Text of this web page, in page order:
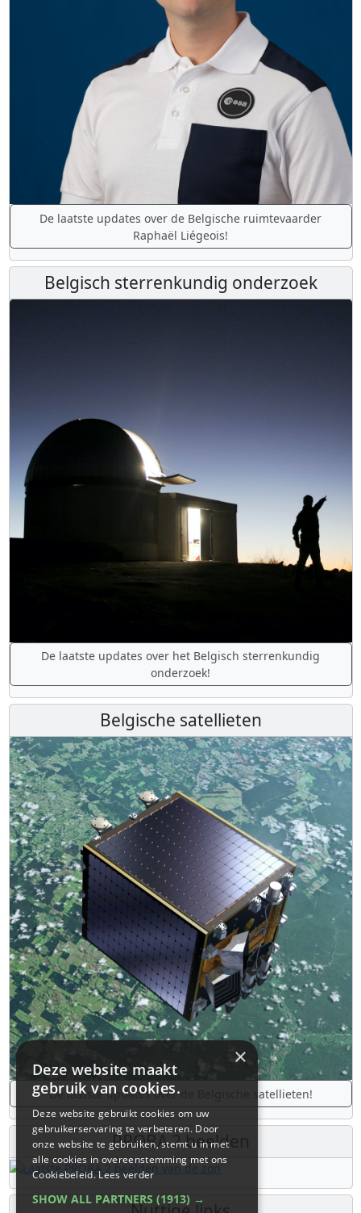
De laatste updates over de Belgische ruimtevaarder
Raphaël Liégeois!
Belgisch sterrenkundig onderzoek
De laatste updates over het Belgisch sterrenkundig
onderzoek!
Belgische satellieten
De laatste updates over de Belgische satellieten!
PROBA 2 beelden
×
Deze website maakt
gebruik van cookies.
Deze website gebruikt cookies om uw
gebruikerservaring te verbeteren. Door
onze website te gebruiken, stemt u in met
alle cookies in overeenstemming met ons
Cookiebeleid.Lees verder
SHOW ALL PARTNERS (1913) →